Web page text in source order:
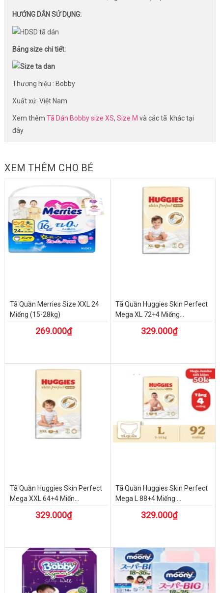
HƯỚNG DẪN SỬ DỤNG:
Bảng size chi tiết:
Thương hiệu : Bobby
Xuất xứ: Việt Nam
Xem thêm Tã Dán Bobby size XS, Size M và các tã khác tại
đây
XEM THÊM CHO BÉ
Tã Quần Merries Size XXL 24
Miếng (15-28kg)
269.000₫
Tã Quần Huggies Skin Perfect
Mega XL 72+4 Miếng...
329.000₫
Tã Quần Huggies Skin Perfect
Mega XXL 64+4 Miến...
329.000₫
Tã Quần Huggies Skin Perfect
Mega L 88+4 Miếng ...
329.000₫